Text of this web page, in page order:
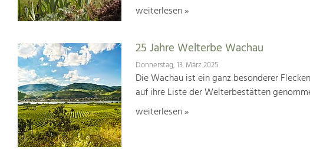
weiterlesen »
25 Jahre Welterbe Wachau
Donnerstag, 13. März 2025
Die Wachau ist ein ganz besonderer
auf ihre Liste der Welterbestätten
weiterlesen »